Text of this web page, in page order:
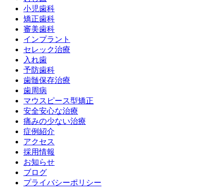
小児歯科
矯正歯科
審美歯科
インプラント
セレック治療
入れ歯
予防歯科
歯髄保存治療
歯周病
マウスピース型矯正
安全安心な治療
痛みの少ない治療
症例紹介
アクセス
採用情報
お知らせ
ブログ
プライバシーポリシー